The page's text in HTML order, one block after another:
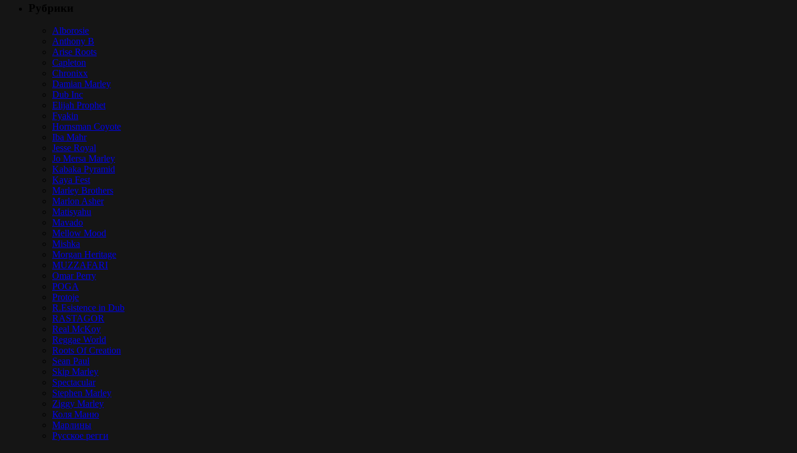
Alborosie
Anthony B
Arise Roots
Capleton
Chronixx
Damian Marley
Dub Inc
Elijah Prophet
Fyakin
Hornsman Coyote
Iba Mahr
Jesse Royal
Jo Mersa Marley
Kabaka Pyramid
Kaya Fest
Marley Brothers
Marlon Asher
Matisyahu
Mavado
Mellow Mood
Mishka
Morgan Heritage
MUZZAFARI
Omar Perry
POGA
Protoje
R.Esistence in Dub
RASTAGOR
Real McKoy
Reggae World
Roots Of Creation
Sean Paul
Skip Marley
Spectacular
Stephen Marley
Ziggy Marley
Коля Маню
Марлины
Русское регги